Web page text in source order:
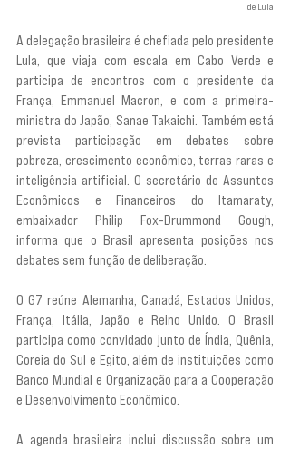
de Lula
A delegação brasileira é chefiada pelo presidente
Lula, que viaja com escala em Cabo Verde e
participa de encontros com o presidente da
França, Emmanuel Macron, e com a primeira-
ministra do Japão, Sanae Takaichi. Também está
prevista participação em debates sobre
pobreza, crescimento econômico, terras raras e
inteligência artificial. O secretário de Assuntos
Econômicos e Financeiros do Itamaraty,
embaixador Philip Fox-Drummond Gough,
informa que o Brasil apresenta posições nos
debates sem função de deliberação.
O G7 reúne Alemanha, Canadá, Estados Unidos,
França, Itália, Japão e Reino Unido. O Brasil
participa como convidado junto de Índia, Quênia,
Coreia do Sul e Egito, além de instituições como
Banco Mundial e Organização para a Cooperação
e Desenvolvimento Econômico.
A agenda brasileira inclui discussão sobre um